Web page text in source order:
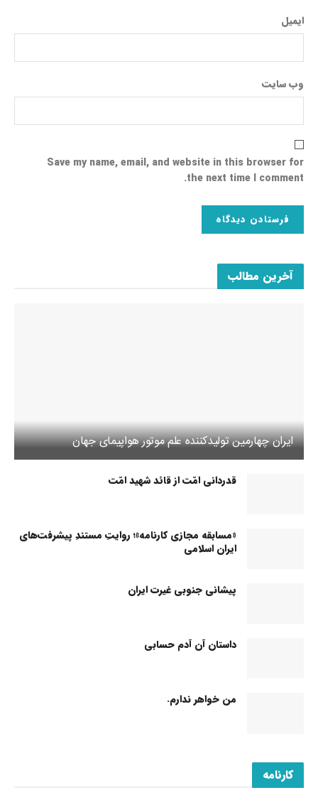
آخرین مطالب
ایران چهارمین تولیدکننده علم موتور هواپیمای جهان
قدردانی امّت از قائد شهید امّت
«مسابقه مجازی کارنامه»؛ روایتِ مستندِ پیشرفت‌های
ایران اسلامی
پیشانی جنوبی غیرت ایران
داستان آن آدم حسابی
من خواهر ندارم.
کارنامه
ایمیل
وب‌ سایت
Save my name, email, and website in this browser for
the next time I comment.